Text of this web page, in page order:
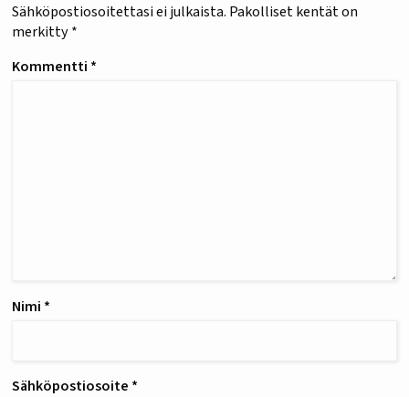
Sähköpostiosoitettasi ei julkaista. Pakolliset kentät on
merkitty*
Kommentti *
Nimi *
Sähköpostiosoite *